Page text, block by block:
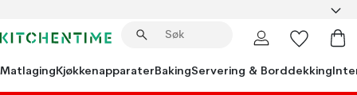
MatlagingKjøkkenapparaterBakingServering & Borddekking